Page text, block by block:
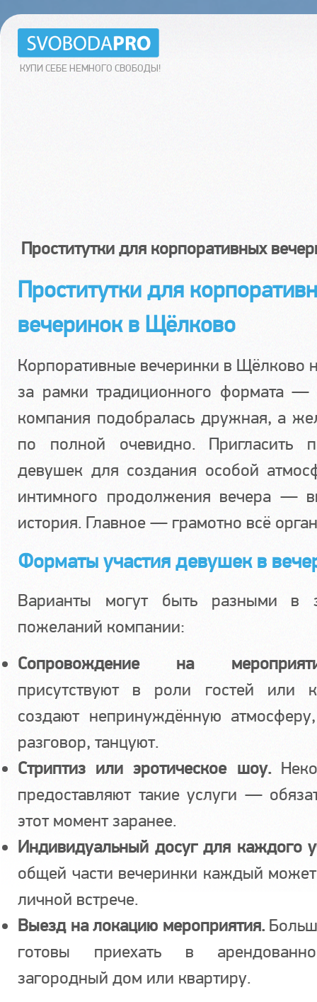
КУПИ СЕБЕ НЕМНОГО СВОБОДЫ!
Проститутки для корпоративных
Проститутки для
вечеринок в Щёлково
Корпоративные вечеринки в Щёлково
за рамки традиционного формата —
компания подобралась дружная, а
по полной очевидно. Пригласить
девушек для создания особой
интимного продолжения вечера —
история. Главное — грамотно всё
Форматы участия девушек в
Варианты могут быть разными в
пожеланий компании:
Сопровождение на
присутствуют в роли гостей или
создают непринуждённую
разговор, танцуют.
Стриптиз или эротическое шоу.
предоставляют такие услуги —
этот момент заранее.
Индивидуальный досуг для каждого
общей части вечеринки каждый
личной встрече.
Выезд на локацию мероприятия.
готовы приехать в
загородный дом или квартиру.